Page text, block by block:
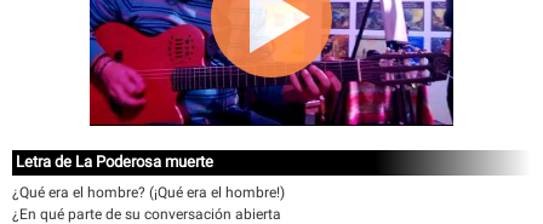
Letra de La Poderosa muerte
¿Qué era el hombre? (¡Qué era el hombre!)
¿En qué parte de su conversación abierta